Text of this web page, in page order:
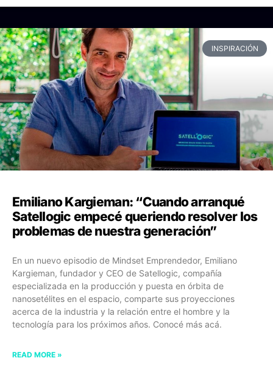
INSPIRACIÓN
Emiliano Kargieman: “Cuando arranqué
Satellogic empecé queriendo resolver los
problemas de nuestra generación”
En un nuevo episodio de Mindset Emprendedor, Emiliano
Kargieman, fundador y CEO de Satellogic, compañía
especializada en la producción y puesta en órbita de
nanosetélites en el espacio, comparte sus proyecciones
acerca de la industria y la relación entre el hombre y la
tecnología para los próximos años. Conocé más acá.
READ MORE »